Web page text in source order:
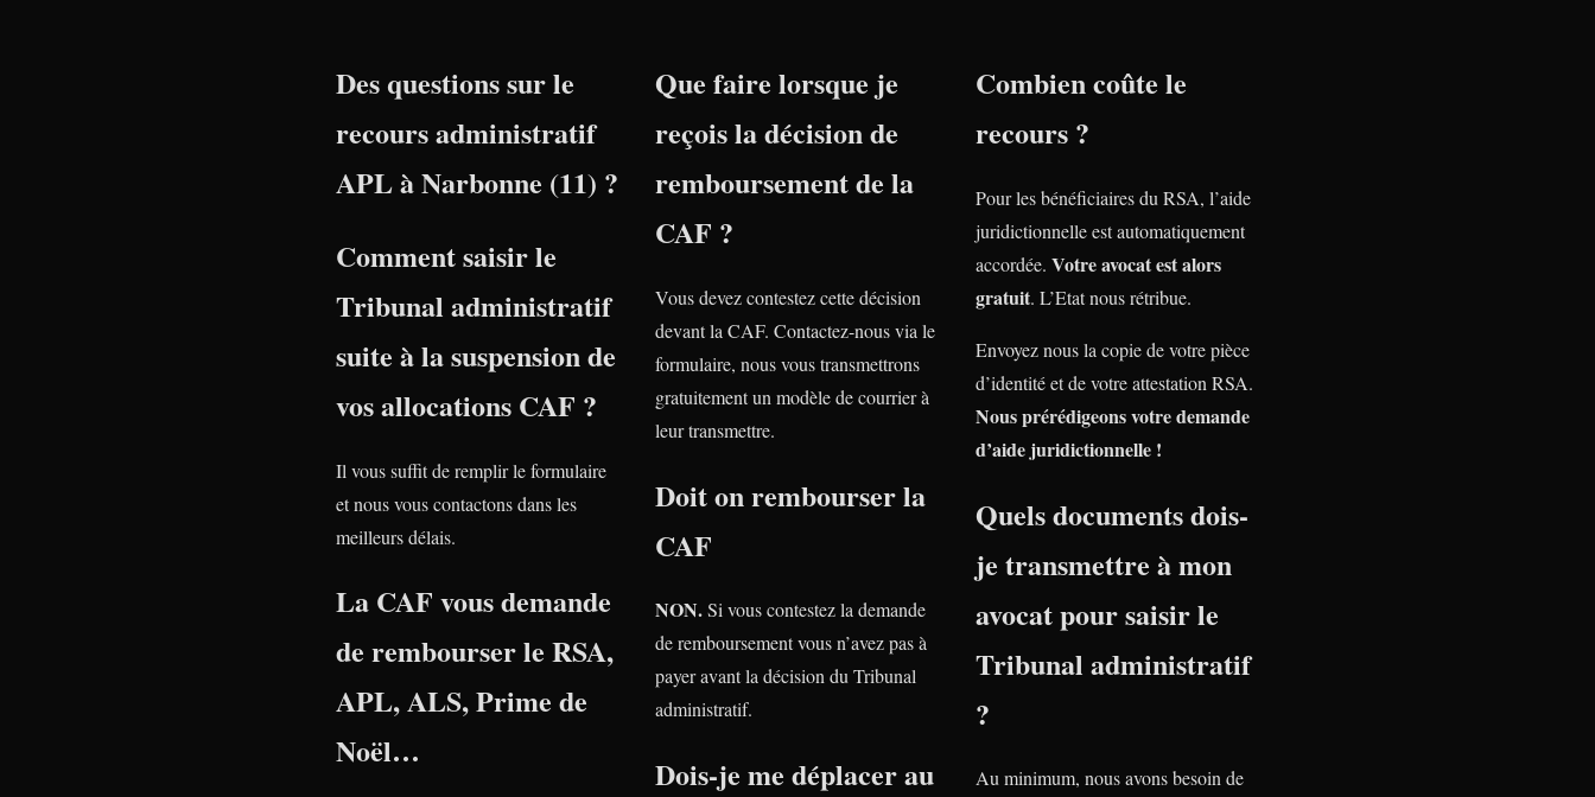
Des questions sur le
recours administratif
APL à Narbonne (11) ?
Comment saisir le
Tribunal administratif
suite à la suspension de
vos allocations CAF ?
Il vous suffit de remplir le formulaire
et nous vous contactons dans les
meilleurs délais.
La CAF vous demande
de rembourser le RSA,
APL, ALS, Prime de
Noël…
Que faire lorsque je
reçois la décision de
remboursement de la
CAF ?
Vous devez contestez cette décision
devant la CAF. Contactez-nous via le
formulaire, nous vous transmettrons
gratuitement un modèle de courrier à
leur transmettre.
Doit on rembourser la
CAF
NON.Si vous contestez la demande
de remboursement vous n’avez pas à
payer avant la décision du Tribunal
administratif.
Dois-je me déplacer au
Combien coûte le
recours ?
Pour les bénéficiaires du RSA, l’aide
juridictionnelle est automatiquement
accordée. Votre avocat est alors
gratuit. L’Etat nous rétribue.
Envoyez nous la copie de votre pièce
d’identité et de votre attestation RSA.
Nous prérédigeons votre demande
d’aide juridictionnelle !
Quels documents dois-
je transmettre à mon
avocat pour saisir le
Tribunal administratif
?
Au minimum, nous avons besoin de